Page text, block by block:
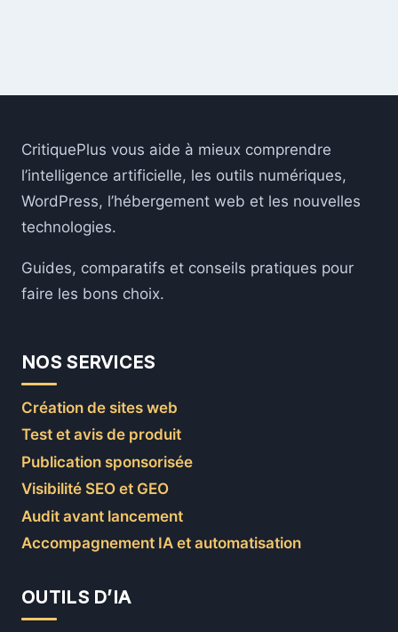
CritiquePlus vous aide à mieux comprendre
l’intelligence artificielle, les outils numériques,
WordPress, l’hébergement web et les nouvelles
technologies.
Guides, comparatifs et conseils pratiques pour
faire les bons choix.
NOS SERVICES
Création de sites web
Test et avis de produit
Publication sponsorisée
Visibilité SEO et GEO
Audit avant lancement
Accompagnement IA et automatisation
OUTILS D’IA